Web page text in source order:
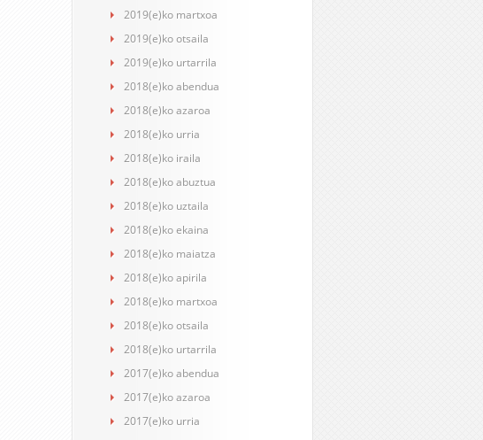
2019(e)ko martxoa
2019(e)ko otsaila
2019(e)ko urtarrila
2018(e)ko abendua
2018(e)ko azaroa
2018(e)ko urria
2018(e)ko iraila
2018(e)ko abuztua
2018(e)ko uztaila
2018(e)ko ekaina
2018(e)ko maiatza
2018(e)ko apirila
2018(e)ko martxoa
2018(e)ko otsaila
2018(e)ko urtarrila
2017(e)ko abendua
2017(e)ko azaroa
2017(e)ko urria